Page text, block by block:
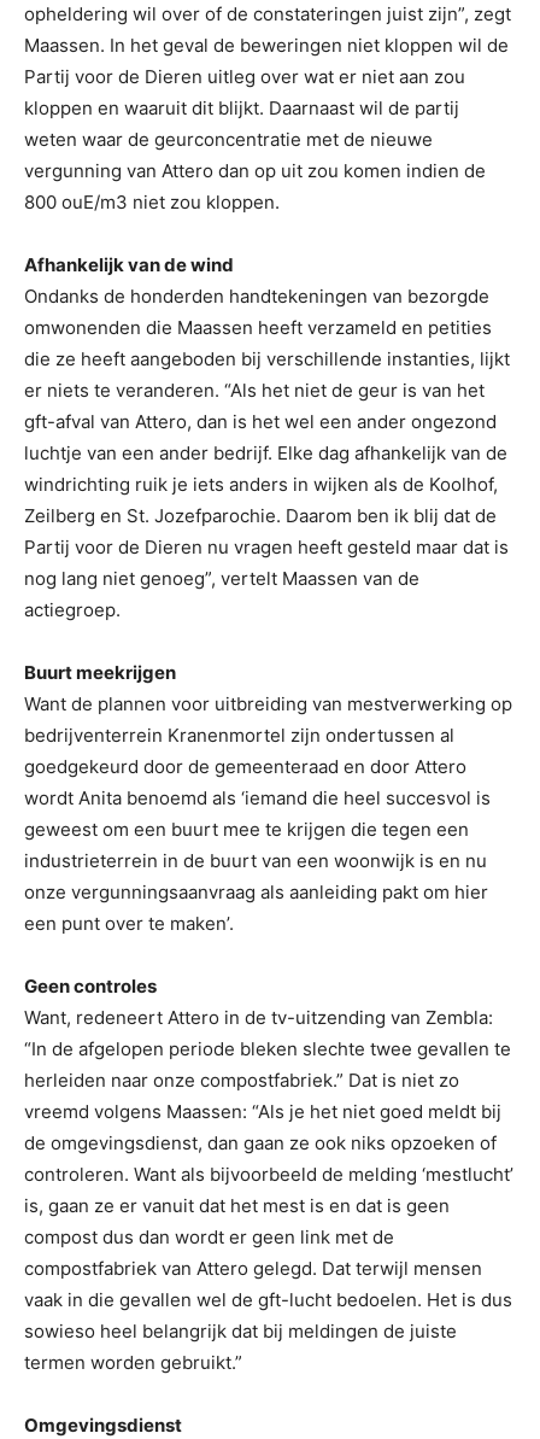
opheldering wil over of de constateringen juist zijn”, zegt
Maassen. In het geval de beweringen niet kloppen wil de
Partij voor de Dieren uitleg over wat er niet aan zou
kloppen en waaruit dit blijkt. Daarnaast wil de partij
weten waar de geurconcentratie met de nieuwe
vergunning van Attero dan op uit zou komen indien de
800 ouE/m3 niet zou kloppen.
Afhankelijk van de wind
Ondanks de honderden handtekeningen van bezorgde
omwonenden die Maassen heeft verzameld en petities
die ze heeft aangeboden bij verschillende instanties, lijkt
er niets te veranderen. “Als het niet de geur is van het
gft-afval van Attero, dan is het wel een ander ongezond
luchtje van een ander bedrijf. Elke dag afhankelijk van de
windrichting ruik je iets anders in wijken als de Koolhof,
Zeilberg en St. Jozefparochie. Daarom ben ik blij dat de
Partij voor de Dieren nu vragen heeft gesteld maar dat is
nog lang niet genoeg”, vertelt Maassen van de
actiegroep.
Buurt meekrijgen
Want de plannen voor uitbreiding van mestverwerking op
bedrijventerrein Kranenmortel zijn ondertussen al
goedgekeurd door de gemeenteraad en door Attero
wordt Anita benoemd als ‘iemand die heel succesvol is
geweest om een buurt mee te krijgen die tegen een
industrieterrein in de buurt van een woonwijk is en nu
onze vergunningsaanvraag als aanleiding pakt om hier
een punt over te maken’.
Geen controles
Want, redeneert Attero in de tv-uitzending van Zembla:
“In de afgelopen periode bleken slechte twee gevallen te
herleiden naar onze compostfabriek.” Dat is niet zo
vreemd volgens Maassen: “Als je het niet goed meldt bij
de omgevingsdienst, dan gaan ze ook niks opzoeken of
controleren. Want als bijvoorbeeld de melding ‘mestlucht’
is, gaan ze er vanuit dat het mest is en dat is geen
compost dus dan wordt er geen link met de
compostfabriek van Attero gelegd. Dat terwijl mensen
vaak in die gevallen wel de gft-lucht bedoelen. Het is dus
sowieso heel belangrijk dat bij meldingen de juiste
termen worden gebruikt.”
Omgevingsdienst